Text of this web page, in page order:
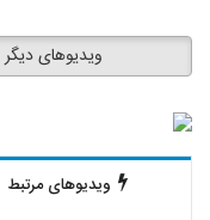
ویدیوهای دیگر
ویدیوهای مرتبط